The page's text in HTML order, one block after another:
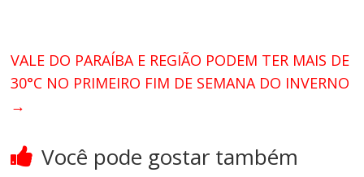
VALE DO PARAÍBA E REGIÃO PODEM TER MAIS DE
30°C NO PRIMEIRO FIM DE SEMANA DO INVERNO
→
Você pode gostar também